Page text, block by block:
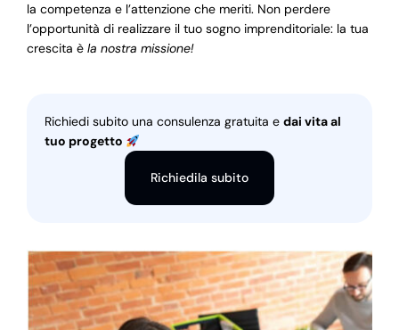
la competenza e l’attenzione che meriti. Non perdere
l’opportunità di realizzare il tuo sogno imprenditoriale: la tua
crescita è la nostra missione!
Richiedi subito una consulenza gratuita e dai vita al
tuo progetto
Richiedila subito